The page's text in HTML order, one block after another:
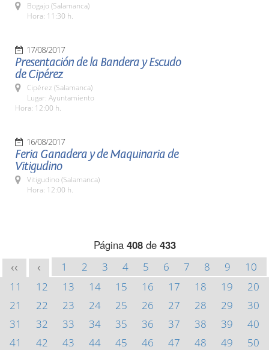
Bogajo (Salamanca)
Hora: 11:30 h.
17/08/2017
Presentación de la Bandera y Escudo
de Cipérez
Cipérez (Salamanca)
Lugar: Ayuntamiento
Hora: 12:00 h.
16/08/2017
Feria Ganadera y de Maquinaria de
Vitigudino
Vitigudino (Salamanca)
Hora: 12:00 h.
Página 408de 433
<< < 1 2 3 4 5 6 7 8 9
10
11
12 13 14 15 16 17 18 19
20
21
22 23 24 25 26 27 28 29
30
31
32 33 34 35 36 37 38 39
40
41
42 43 44 45 46 47 48 49
50